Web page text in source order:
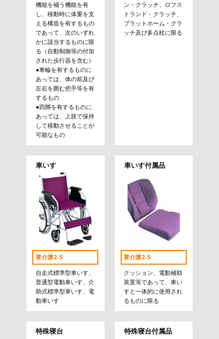
機能を補う機能を有
し、移動時に体重を支
える構造を有するもの
であって、次のいずれ
かに該当するものに限
る（自動制御等の付加
された歩行器を含む）
●車輪を有するものに
あっては、体の前及び
左右を囲む把手等を有
するもの
●四脚を有するものに
あっては、上肢で保持
して移動させることが
可能なもの
ン・クラッチ、ロフス
トランド・クラッチ、
プラットホーム・クラ
ッチ及び多点杖に限る
車いす
要介護2-5
自走式標準型車いす、
普通型電動車いす、介
助式標準型車いす、電
動車いす
車いす付属品
要介護2-5
クッション、電動補助
装置等であって、車い
すと一体的に使用され
るものに限る
特殊寝台 特殊寝台付属品